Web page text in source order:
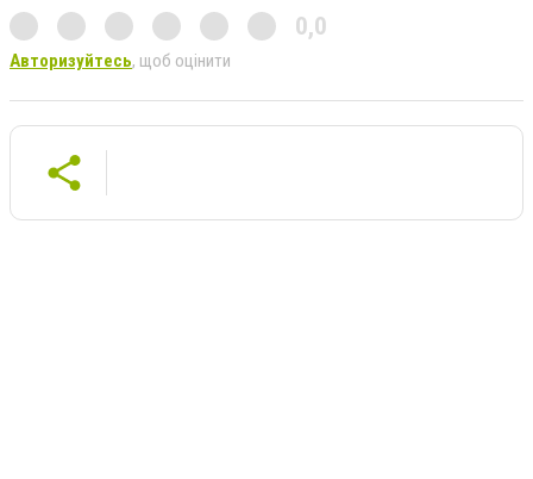
0,0
Авторизуйтесь, щоб оцінити